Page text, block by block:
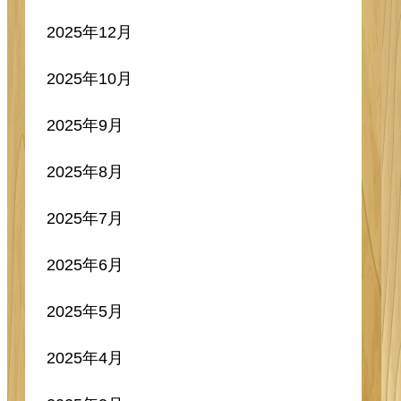
2025年12月
2025年10月
2025年9月
2025年8月
2025年7月
2025年6月
2025年5月
2025年4月